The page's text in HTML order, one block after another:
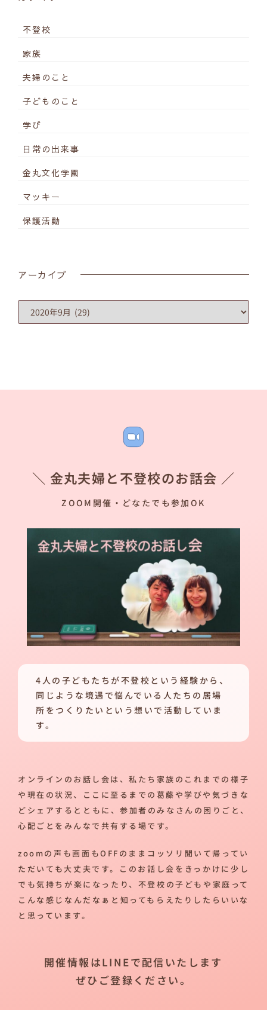
不登校
家族
夫婦のこと
子どものこと
学び
日常の出来事
金丸文化学園
マッキー
保護活動
アーカイブ
＼ 金丸夫婦と不登校のお話会 ／
ZOOM開催・どなたでも参加OK
4人の子どもたちが不登校という経験から、
同じような境遇で悩んでいる人たちの居場
所をつくりたいという想いで活動していま
す。
オンラインのお話し会は、私たち家族のこれまでの様子
や現在の状況、ここに至るまでの葛藤や学びや気づきな
どシェアするとともに、参加者のみなさんの困りごと、
心配ごとをみんなで共有する場です。
zoomの声も画面もOFFのままコッソリ聞いて帰ってい
ただいても大丈夫です。このお話し会をきっかけに少し
でも気持ちが楽になったり、不登校の子どもや家庭って
こんな感じなんだなぁと知ってもらえたりしたらいいな
と思っています。
開催情報はLINEで配信いたします
ぜひご登録ください。